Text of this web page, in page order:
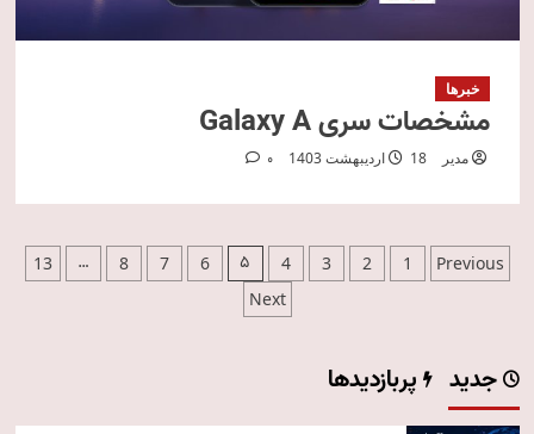
خبرها
مشخصات سری Galaxy A
مدیر 18 اردیبهشت 1403 0
صفحه‌بندی
Previous
1
2
3
4
5
6
7
8
…
13
Next
جدید پربازدیدها